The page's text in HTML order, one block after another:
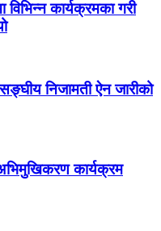
कार्यक्रमका गरी
निजामती ऐन जारीको
अभिमुखिकरण कार्यक्रम